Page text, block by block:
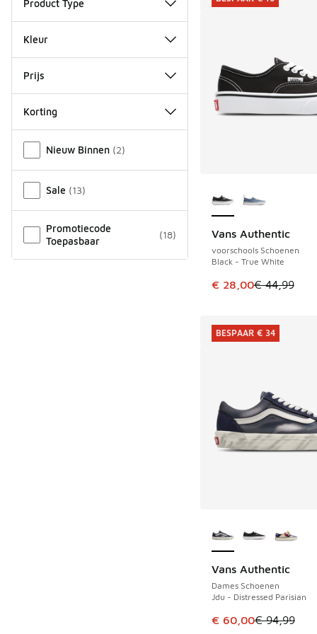
Product Type
Kleur
Prijs
Korting
Nieuw Binnen (2)
Sale (13)
Promotiecode
Toepasbaar
(18) Vans Authentic
voorschools Schoenen
Black - True White
Dit artikel is in de
€ 28,00€ 44,99
BESPAAR € 16
Vans Authentic
Dames Schoenen
Jdu - Distressed Parisian
Dit artikel is in de
€ 60,00€ 94,99
BESPAAR € 34
BESPAAR € 34